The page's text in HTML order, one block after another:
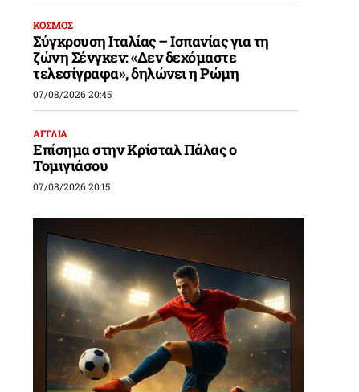
ΚΟΣΜΟΣ
Σύγκρουση Ιταλίας – Ισπανίας για τη
ζώνη Σένγκεν: «Δεν δεχόμαστε
τελεσίγραφα», δηλώνει η Ρώμη
07/08/2026 20:45
ΑΓΓΛΙΑ
Επίσημα στην Κρίσταλ Πάλας ο
Τομιγιάσου
07/08/2026 20:15